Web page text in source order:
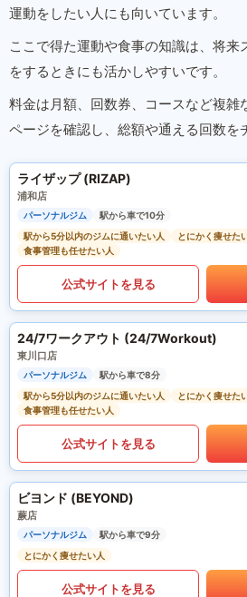
運動をしたい人にも向いています。
ここで得た運動や食事の知識は、将来
をするときにも活かしやすいです。
料金は月額、回数券、コースなど複雑
ページを確認し、総額や通える回数を
ライザップ (RIZAP)
浦和店
パーソナルジム
駅から車で10分
駅から5分以内のジムに通いたい人
とにかく痩せた
食事管理も任せたい人
公式サイトを見る
24/7ワークアウト (24/7Workout)
東川口店
パーソナルジム
駅から車で8分
駅から5分以内のジムに通いたい人
とにかく痩せた
食事管理も任せたい人
公式サイトを見る
ビヨンド (BEYOND)
蕨店
パーソナルジム
駅から車で9分
とにかく痩せたい人
公式サイトを見る